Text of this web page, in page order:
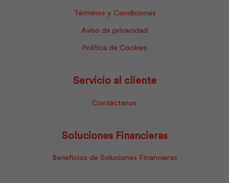
Términos y Condiciones
Aviso de privacidad
Política de Cookies
Servicio al cliente
Contáctanos
Soluciones Financieras
Beneficios de Soluciones Financieras